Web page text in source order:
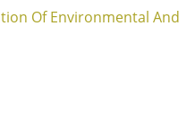
Of Environmental And